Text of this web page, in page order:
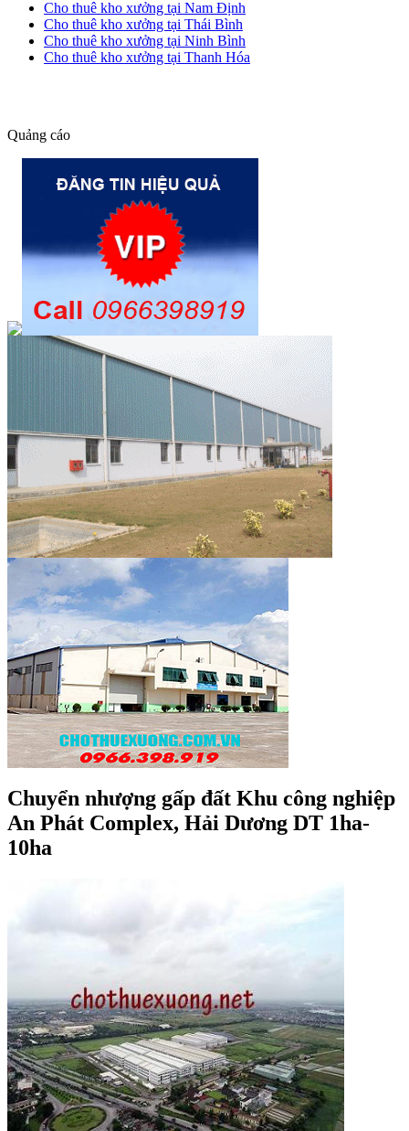
Cho thuê kho xưởng tại Nam Định
Cho thuê kho xưởng tại Thái Bình
Cho thuê kho xưởng tại Ninh Bình
Cho thuê kho xưởng tại Thanh Hóa
Quảng cáo
Chuyển nhượng gấp đất Khu công nghiệp
An Phát Complex, Hải Dương DT 1ha-
10ha